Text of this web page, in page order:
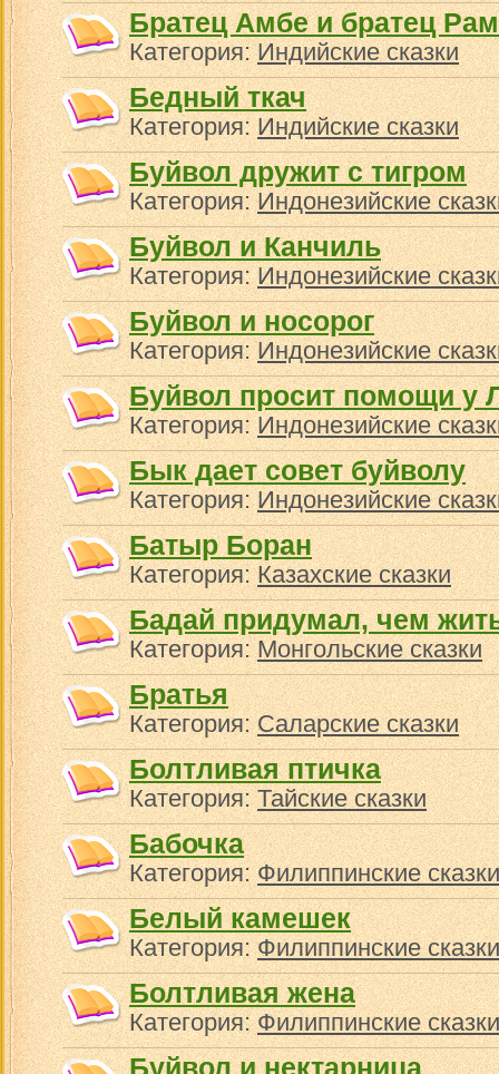
Братец Амбе и братец
Категория:Индийские сказки
Бедный ткач
Категория:Индийские сказки
Буйвол дружит с тигром
Категория:Индонезийские
Буйвол и Канчиль
Категория:Индонезийские
Буйвол и носорог
Категория:Индонезийские
Буйвол просит помощи у
Категория:Индонезийские
Бык дает совет буйволу
Категория:Индонезийские
Батыр Боран
Категория:Казахские сказки
Бадай придумал, чем
Категория:Монгольские сказки
Братья
Категория:Саларские сказки
Болтливая птичка
Категория:Тайские сказки
Бабочка
Категория:Филиппинские сказки
Белый камешек
Категория:Филиппинские сказки
Болтливая жена
Категория:Филиппинские сказки
Буйвол и нектарница